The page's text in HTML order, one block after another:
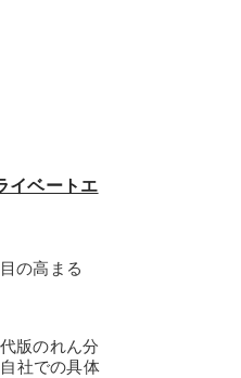
イベートエ
の高まる
版のれん分
社での具体